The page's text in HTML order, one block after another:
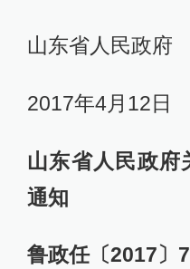
山东省人民政府
2017年4月12日
山东省人民政府
通知
鲁政任〔2017〕